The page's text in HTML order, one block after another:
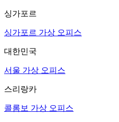
싱가포르
싱가포르 가상 오피스
대한민국
서울 가상 오피스
스리랑카
콜롬보 가상 오피스